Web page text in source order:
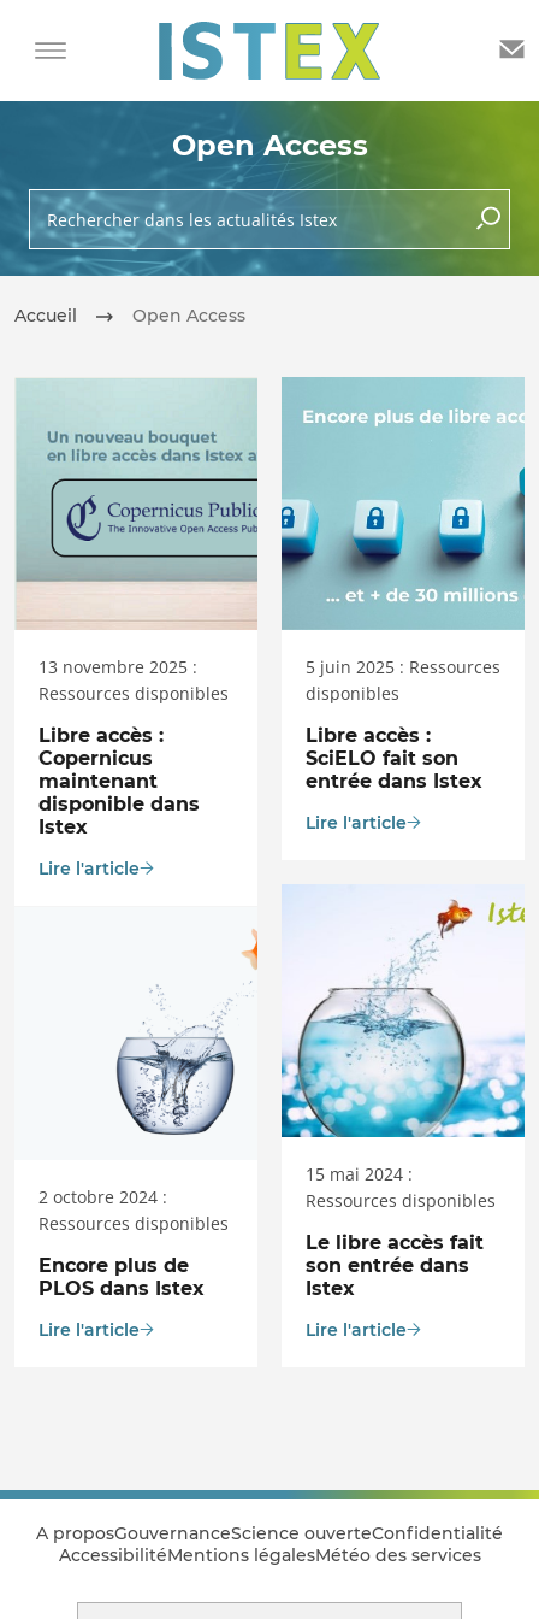
Open Access
Rechercher dans les actualités Istex
lancer
Accueil Open Access
13 novembre 2025 :
Ressources disponibles
Libre accès :
Copernicus
maintenant
disponible dans
Istex
Lire l'article
5 juin 2025 : Ressources
disponibles
Libre accès :
SciELO fait son
entrée dans Istex
Lire l'article
2 octobre 2024 :
Ressources disponibles
Encore plus de
PLOS dans Istex
Lire l'article
15 mai 2024 :
Ressources disponibles
Le libre accès fait
son entrée dans
Istex
Lire l'article
A proposGouvernanceScience ouverteConfidentialité
AccessibilitéMentions légalesMétéo des services